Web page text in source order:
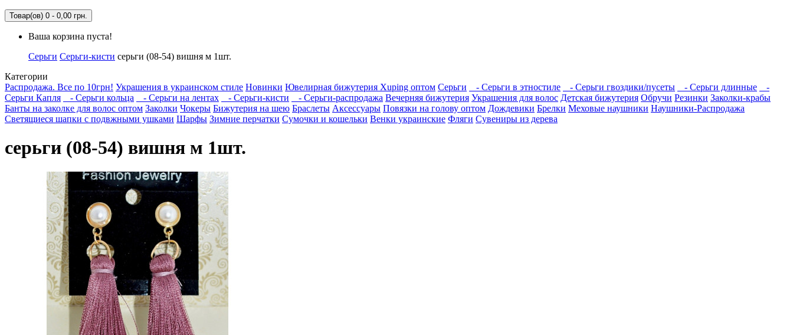
Товар(ов) 0 - 0,00 грн.
Ваша корзина пуста!
Серьги Серьги-кисти серьги (08-54) вишня м 1шт.
Категории
Распродажа. Все по 10грн! Украшения в украинском стиле Новинки Ювелирная бижутерия Xuping оптом Серьги - Серьги в этностиле - Серьги гвоздики/пусеты - Серьги длинные
-
Серьги Капля
- Серьги кольца - Серьги на лентах - Серьги-кисти - Серьги-распродажа Вечерняя бижутерия Украшения для волос Детская бижутерия Обручи Резинки Заколки-крабы
Банты на заколке для волос оптом Заколки Чокеры Бижутерия на шею Браслеты Аксессуары Повязки на голову оптом Дождевики Брелки Меховые наушники Наушники-Распродажа
Светящиеся шапки с подвжными ушками Шарфы Зимние перчатки Сумочки и кошельки Венки украинские Фляги Сувениры из дерева
серьги (08-54) вишня м 1шт.